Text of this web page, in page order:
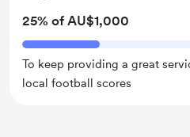
25% of AU$1,000
To keep providing a great
local football scores